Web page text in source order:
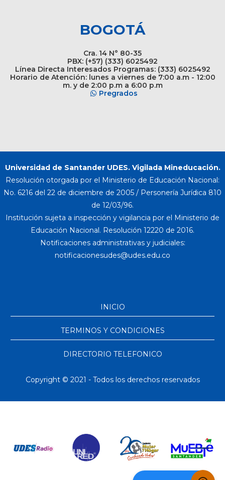
BOGOTÁ
Cra. 14 N° 80-35
PBX: (+57) (333) 6025492
Línea Directa Interesados Programas: (333) 6025492
Horario de Atención: lunes a viernes de 7:00 a.m - 12:00
m. y de 2:00 p.m a 6:00 p.m
Pregrados
Universidad de Santander UDES. Vigilada Mineducación.
Resolución otorgada por el Ministerio de Educación Nacional:
No. 6216 del 22 de diciembre de 2005 / Personería Jurídica 810
de 12/03/96.
Institución sujeta a inspección y vigilancia por el Ministerio de
Educación Nacional. Resolución 12220 de 2016.
Notificaciones administrativas y judiciales:
INICIO
TERMINOS Y CONDICIONES
DIRECTORIO TELEFONICO
Copyright © 2021 - Todos los derechos reservados